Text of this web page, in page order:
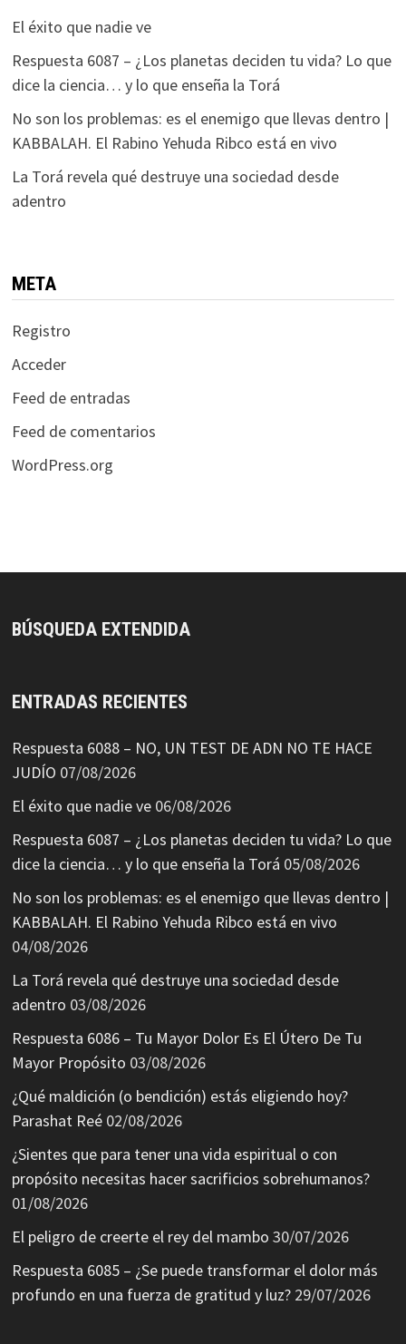
El éxito que nadie ve
Respuesta 6087 – ¿Los planetas deciden tu vida? Lo que
dice la ciencia… y lo que enseña la Torá
No son los problemas: es el enemigo que llevas dentro |
KABBALAH. El Rabino Yehuda Ribco está en vivo
La Torá revela qué destruye una sociedad desde
adentro
META
Registro
Acceder
Feed de entradas
Feed de comentarios
WordPress.org
BÚSQUEDA EXTENDIDA
ENTRADAS RECIENTES
Respuesta 6088 – NO, UN TEST DE ADN NO TE HACE
JUDÍO 07/08/2026
El éxito que nadie ve 06/08/2026
Respuesta 6087 – ¿Los planetas deciden tu vida? Lo que
dice la ciencia… y lo que enseña la Torá 05/08/2026
No son los problemas: es el enemigo que llevas dentro |
KABBALAH. El Rabino Yehuda Ribco está en vivo
04/08/2026
La Torá revela qué destruye una sociedad desde
adentro 03/08/2026
Respuesta 6086 – Tu Mayor Dolor Es El Útero De Tu
Mayor Propósito 03/08/2026
¿Qué maldición (o bendición) estás eligiendo hoy?
Parashat Reé 02/08/2026
¿Sientes que para tener una vida espiritual o con
propósito necesitas hacer sacrificios sobrehumanos?
01/08/2026
El peligro de creerte el rey del mambo 30/07/2026
Respuesta 6085 – ¿Se puede transformar el dolor más
profundo en una fuerza de gratitud y luz? 29/07/2026